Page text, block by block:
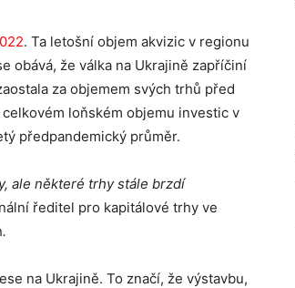
. Ta letošní objem akvizic v regionu
obává, že válka na Ukrajině zapříčiní
za objemem svých trhů před
loňském objemu investic v
předpandemický průměr.
ale některé trhy stále brzdí
ředitel pro kapitálové trhy ve
.
na Ukrajině. To značí, že výstavbu,